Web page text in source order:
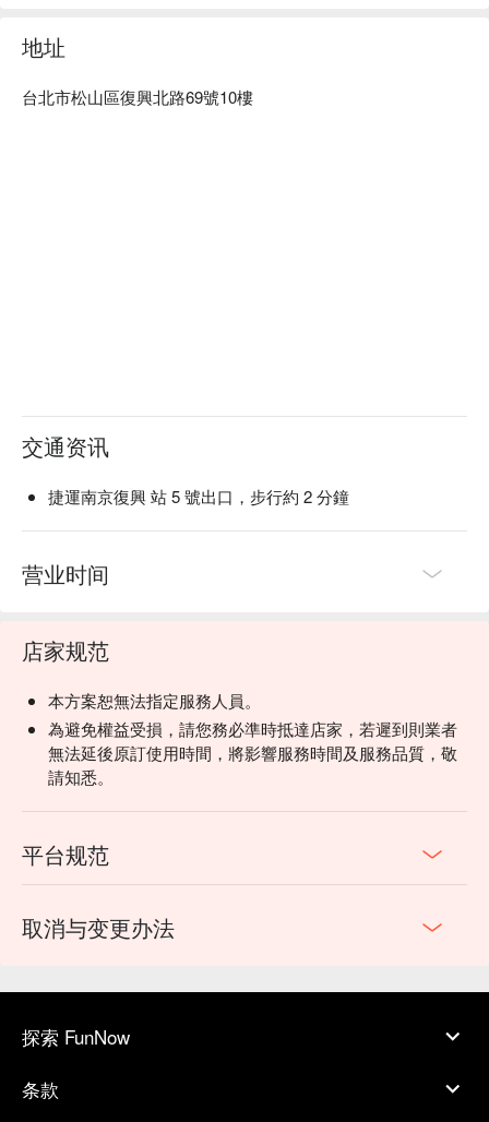
地址
台北市松山區復興北路69號10樓
交通资讯
捷運南京復興 站 5 號出口，步行約 2 分鐘
营业时间
店家规范
本方案恕無法指定服務人員。
為避免權益受損，請您務必準時抵達店家，若遲到則業者
無法延後原訂使用時間，將影響服務時間及服務品質，敬
請知悉。
平台规范
取消与变更办法
探索 FunNow
条款